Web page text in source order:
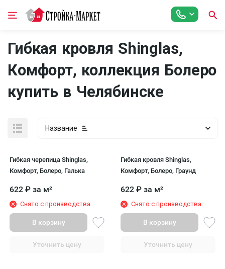
Гибкая кровля Shinglas,
Комфорт, коллекция Болеро
купить в Челябинске
Название
Гибкая черепица Shinglas,
Комфорт, Болеро, Галька
622 ₽ за м²
Снято с производства
В корзину
Уточнить цену
Гибкая кровля Shinglas,
Комфорт, Болеро, Граунд
622 ₽ за м²
Снято с производства
В корзину
Уточнить цену